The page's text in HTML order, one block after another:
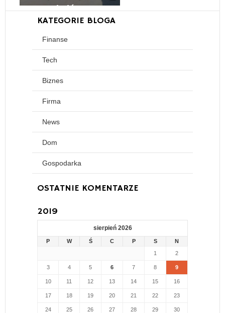
przeglądów
KATEGORIE BLOGA
Finanse
Tech
Biznes
Firma
News
Dom
Gospodarka
OSTATNIE KOMENTARZE
2019
sierpień 2026
P W Ś C P S
N
1
2
3 4 5 6 7 8 9
10 11 12 13 14 15 16
17 18 19 20 21 22 23
24 25 26 27 28 29 30